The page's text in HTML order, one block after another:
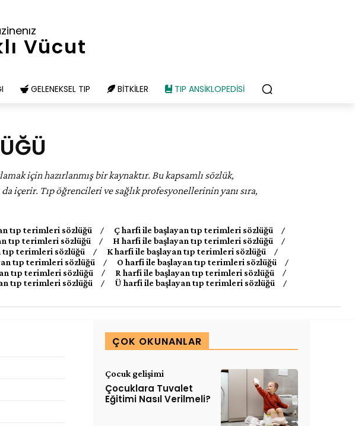
Vücut
GELENEKSEL TIP BITKILER TIP ANSIKLOPEDISI
için hazırlanmış bir kaynaktır. Bu kapsamlı sözlük,
içerir. Tıp öğrencileri ve sağlık profesyonellerinin yanı sıra,
tıp terimleri sözlüğü
Ç harfi ile başlayan tıp terimleri sözlüğü
tıp terimleri sözlüğü
H harfi ile başlayan tıp terimleri sözlüğü
tıp terimleri sözlüğü
K harfi ile başlayan tıp terimleri sözlüğü
tıp terimleri sözlüğü
O harfi ile başlayan tıp terimleri sözlüğü
tıp terimleri sözlüğü
R harfi ile başlayan tıp terimleri sözlüğü
tıp terimleri sözlüğü
Ü harfi ile başlayan tıp terimleri sözlüğü
ÇOK OKUNANLAR
Çocuk gelişimi
Çocuklara Tuvalet
Eğitimi Nasıl Verilmeli?